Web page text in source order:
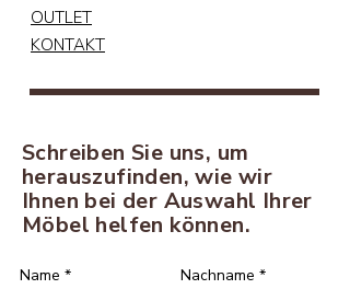
OUTLET
KONTAKT
Schreiben Sie uns, um
herauszufinden, wie wir
Ihnen bei der Auswahl Ihrer
Möbel helfen können.
Name * Nachname *